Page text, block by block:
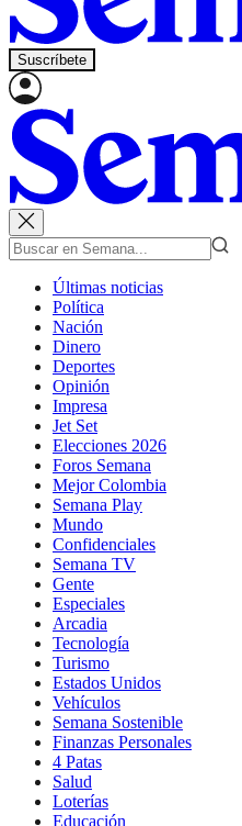
Suscríbete
Últimas noticias
Política
Nación
Dinero
Deportes
Opinión
Impresa
Jet Set
Elecciones 2026
Foros Semana
Mejor Colombia
Semana Play
Mundo
Confidenciales
Semana TV
Gente
Especiales
Arcadia
Tecnología
Turismo
Estados Unidos
Vehículos
Semana Sostenible
Finanzas Personales
4 Patas
Salud
Loterías
Educación